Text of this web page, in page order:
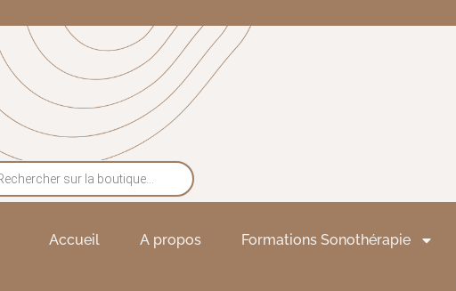
Accueil A propos Formations Sonothérapie